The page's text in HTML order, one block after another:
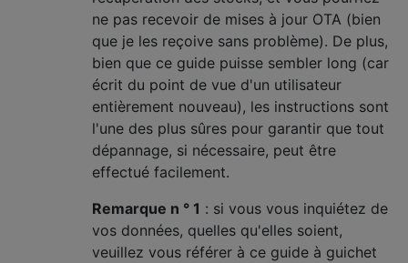
ne pas recevoir de mises à jour OTA (bien
que je les reçoive sans problème). De plus,
bien que ce guide puisse sembler long (car
écrit du point de vue d'un utilisateur
entièrement nouveau), les instructions sont
l'une des plus sûres pour garantir que tout
dépannage, si nécessaire, peut être
effectué facilement.
Remarque n ° 1 : si vous vous inquiétez de
vos données, quelles qu'elles soient,
veuillez vous référer à ce guide à guichet